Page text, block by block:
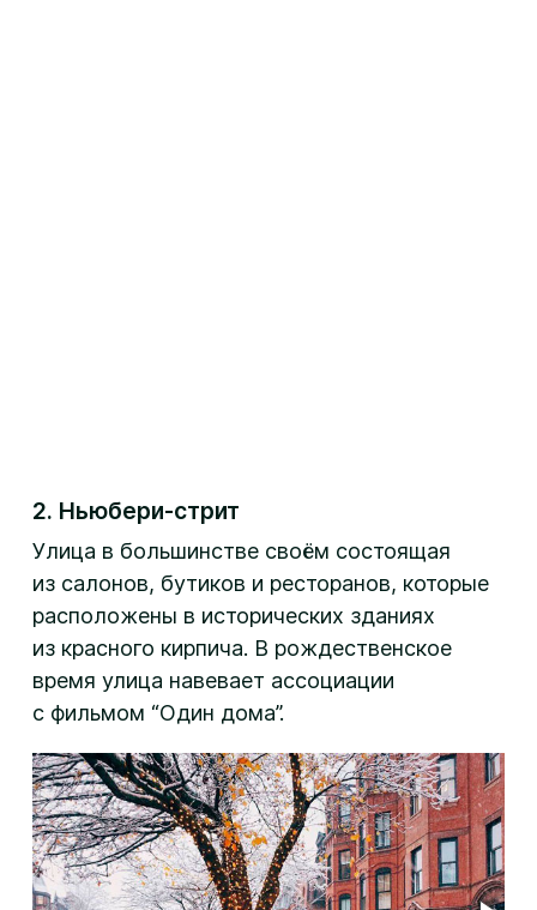
2. Ньюбери-стрит
Улица в большинстве своём состоящая
из салонов, бутиков и ресторанов, которые
расположены в исторических зданиях
из красного кирпича. В рождественское
время улица навевает ассоциации
с фильмом “Один дома”.